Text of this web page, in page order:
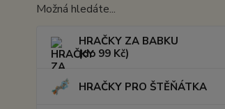
Možná hledáte...
HRAČKY ZA BABKU
(do 99 Kč)
HRAČKY PRO ŠTĚŇÁTKA